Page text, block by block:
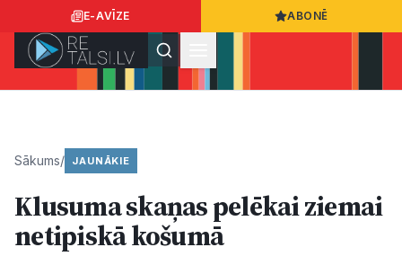
E-AVĪZE ABONĒ
Ziņas
Sākums/ JAUNĀKIE
Klusuma skaņas pelēkai ziemai
netipiskā košumā